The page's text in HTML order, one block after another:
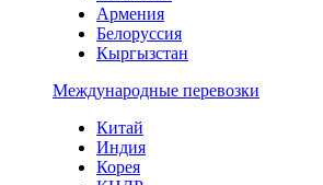
Армения
Белоруссия
Кыргызстан
Международные перевозки
Китай
Индия
Корея